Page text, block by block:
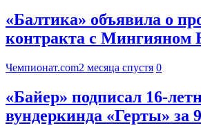
«Балтика» объявила о
контракта с Мингияном
Чемпионат.com2 месяца спустя 0
«Байер» подписал 16-
вундеркинда «Герты» за